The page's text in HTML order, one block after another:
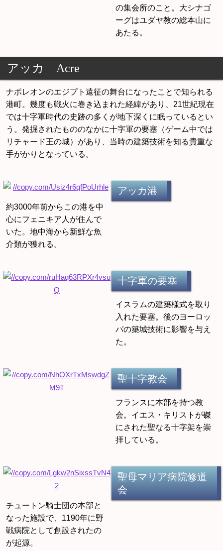
の集会所のこと。大シナゴ
ーグはユダヤ教の総本山に
あたる。
アッカ Acre
ナポレオンのエジプト遠征の舞台になったことで知られる
港町。幾度も戦火に巻き込まれた経緯があり、21世紀現在
では十字軍時代の史跡の多くが地下深くに眠っているとい
う。発掘されたもののなかに十字軍の要塞（ゲーム中では
リチャード王の城）があり、当時の建築技術を知る貴重な
手がかりとなっている。
アッカ港
約3000年前からこの港を中
心にフェニキア人が住んで
いた。地中海から新鮮な魚
介類が獲れる。
十字軍の要塞
イスラムの建築様式を取り
入れた要塞。後のヨーロッ
パの築城技術に影響を与え
た。
聖十字教会
フランスに本部を持つ教
会。イエス・キリストが磔
にされた聖なる十字架を崇
拝している。
聖母マリア病院修道
会
チュートン騎士団の本部と
なった施設で、1190年に野
戦病院として創設されたの
が起源。